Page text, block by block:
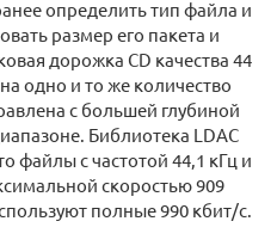
определить тип файла и
размер его пакета и
дорожка CD качества 44
одно и то же количество
с большей глубиной
Библиотека LDAC
файлы с частотой 44,1 кГц и
скоростью 909
полные 990 кбит/с.